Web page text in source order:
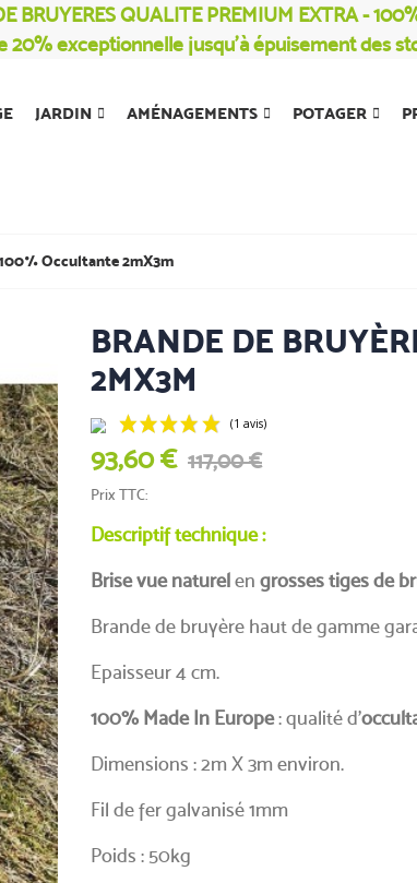
BRUYERES QUALITE PREMIUM EXTRA -
20% exceptionnelle jusqu’à épuisement des
JARDIN AMÉNAGEMENTS POTAGER
Occultante 2mX3m
BRANDE DE
2MX3M
93,60 € 117,00 €
Prix TTC
Descriptif technique :
Brise vue naturelen grosses tiges de
Brande de bruyère haut de gamme
Epaisseur 4 cm.
100% Made In Europe: qualité d'
Dimensions : 2m X 3m environ.
Fil de fer galvanisé 1mm
Poids : 50kg